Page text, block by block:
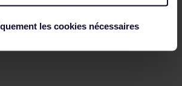
les cookies nécessaires